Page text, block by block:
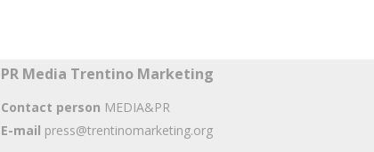
PR Media Trentino Marketing
Contact person MEDIA&PR
E-mail press@trentinomarketing.org